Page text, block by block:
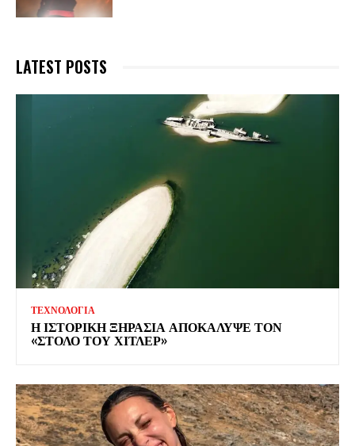
LATEST POSTS
ΤΕΧΝΟΛΟΓΙΑ
Η ΙΣΤΟΡΙΚΗ ΞΗΡΑΣΙΑ ΑΠΟΚΑΛΥΨΕ ΤΟΝ
«ΣΤΟΛΟ ΤΟΥ ΧΙΤΛΕΡ»